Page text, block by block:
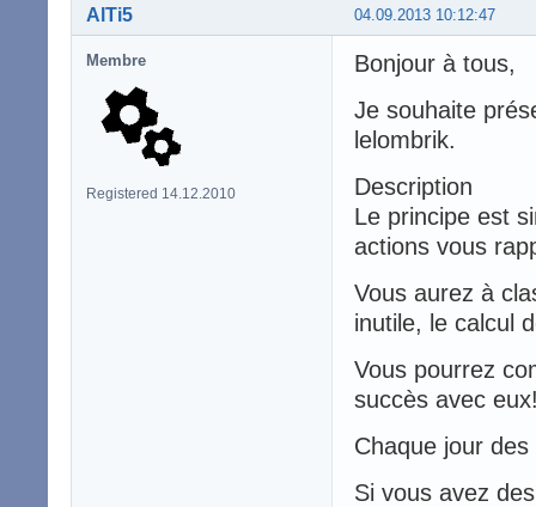
04.09.2013 10:12:47
AlTi5
Membre
Registered 14.12.2010
Bonjour à tous,
Je souhaite
lelombrik.
Description
Le principe est
actions vous
Vous aurez à
inutile, le calcul
Vous pourrez
succès avec
Chaque jour
Si vous avez